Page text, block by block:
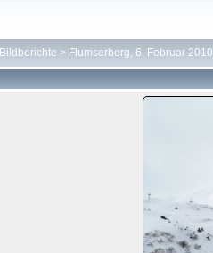
Bildberichte > Flumserberg, 6. Februar 2010